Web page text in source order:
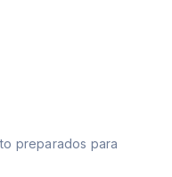
preparados para